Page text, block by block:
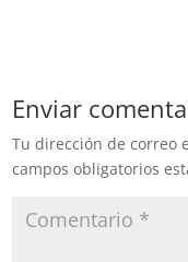
Jerez. En lugar fueron
lesionadas de bala. Se…
Enviar
Tu dirección de correo
campos obligatorios